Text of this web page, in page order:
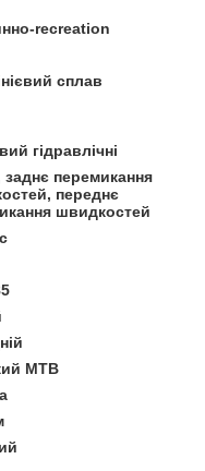
recreation
сплав
гідравлічні
заднє перемикання
переднє
швидкостей
MTB